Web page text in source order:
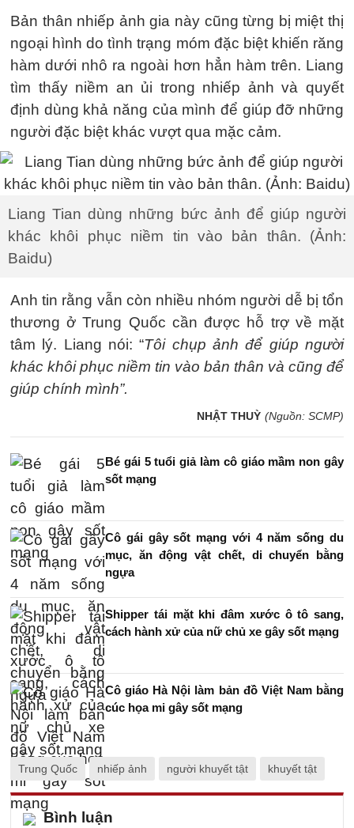
Bản thân nhiếp ảnh gia này cũng từng bị miệt thị
ngoại hình do tình trạng móm đặc biệt khiến răng
hàm dưới nhô ra ngoài hơn hẳn hàm trên. Liang
tìm thấy niềm an ủi trong nhiếp ảnh và quyết
định dùng khả năng của mình để giúp đỡ những
người đặc biệt khác vượt qua mặc cảm.
Liang Tian​​ dùng những bức ảnh để giúp người
khác khôi phục niềm tin vào bản thân. (Ảnh:
Baidu)
Anh tin rằng vẫn còn nhiều nhóm người dễ bị tổn
thương ở Trung Quốc cần được hỗ trợ về mặt
tâm lý. Liang nói: “Tôi chụp ảnh để giúp người
khác khôi phục niềm tin vào bản thân và cũng để
giúp chính mình”.
NHẬT THUỲ (Nguồn: SCMP)
Bé gái 5 tuổi giả làm cô giáo mầm non gây
sốt mạng
Cô gái gây sốt mạng với 4 năm sống du
mục, ăn động vật chết, di chuyển bằng
ngựa
Shipper tái mặt khi đâm xước ô tô sang,
cách hành xử của nữ chủ xe gây sốt mạng
Cô giáo Hà Nội làm bản đồ Việt Nam bằng
cúc họa mi gây sốt mạng
Trung Quốc nhiếp ảnh người khuyết tật khuyết tật
Bình luận